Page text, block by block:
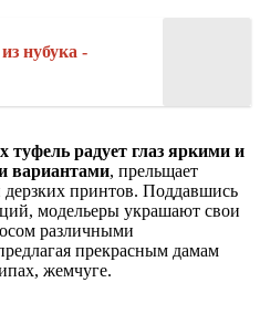
нубука -
туфель радует глаз яркими и
вариантами, прельщает
принтов. Поддавшись
модельеры украшают свои
различными
прекрасным дамам
жемчуге.